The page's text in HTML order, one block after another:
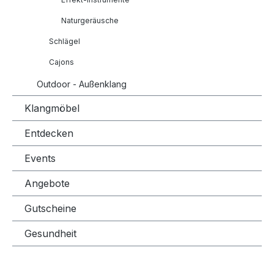
Naturgeräusche
Schlägel
Cajons
Outdoor - Außenklang
Klangmöbel
Entdecken
Events
Angebote
Gutscheine
Gesundheit